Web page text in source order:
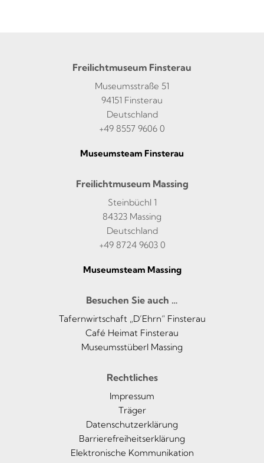
Freilichtmuseum Finsterau
Museumsstraße 51
94151 Finsterau
Deutschland
+49 8557 9606 0
Museumsteam Finsterau
Freilichtmuseum Massing
Steinbüchl 1
84323 Massing
Deutschland
+49 8724 9603 0
Museumsteam Massing
Besuchen Sie auch …
Tafernwirtschaft „D’Ehrn“ Finsterau
Café Heimat Finsterau
Museumsstüberl Massing
Rechtliches
Impressum
Träger
Datenschutzerklärung
Barrierefreiheitserklärung
Elektronische Kommunikation